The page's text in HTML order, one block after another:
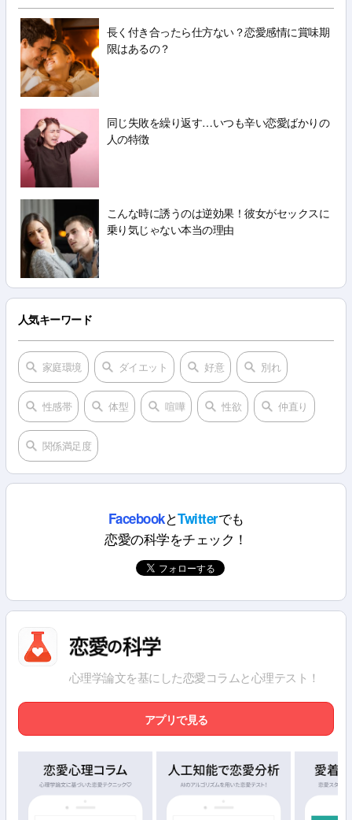
長く付き合ったら仕方ない？恋愛感情に賞味期
限はあるの？
同じ失敗を繰り返す…いつも辛い恋愛ばかりの
人の特徴
こんな時に誘うのは逆効果！彼女がセックスに
乗り気じゃない本当の理由
人気キーワード
家庭環境 ダイエット 好意 別れ
性感帯 体型 喧嘩 性欲 仲直り
関係満足度
FacebookとTwitterでも
恋愛の科学をチェック！
心理学論文を基にした恋愛コラムと心理テスト！
アプリで見る